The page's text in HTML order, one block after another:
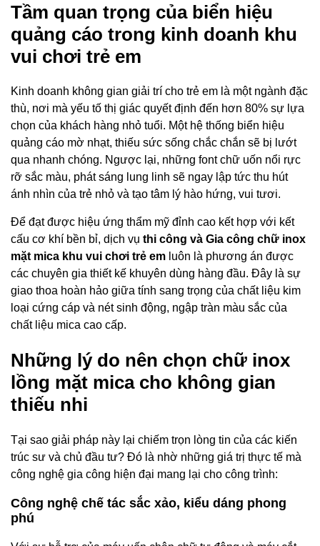
Tầm quan trọng của biển hiệu
quảng cáo trong kinh doanh khu
vui chơi trẻ em
Kinh doanh không gian giải trí cho trẻ em là một ngành đặc
thù, nơi mà yếu tố thị giác quyết định đến hơn 80% sự lựa
chọn của khách hàng nhỏ tuổi. Một hệ thống biển hiệu
quảng cáo mờ nhạt, thiếu sức sống chắc chắn sẽ bị lướt
qua nhanh chóng. Ngược lại, những font chữ uốn nổi rực
rỡ sắc màu, phát sáng lung linh sẽ ngay lập tức thu hút
ánh nhìn của trẻ nhỏ và tạo tâm lý hào hứng, vui tươi.
Để đạt được hiệu ứng thẩm mỹ đỉnh cao kết hợp với kết
cấu cơ khí bền bỉ, dịch vụ thi công và Gia công chữ inox
mặt mica khu vui chơi trẻ em luôn là phương án được
các chuyên gia thiết kế khuyên dùng hàng đầu. Đây là sự
giao thoa hoàn hảo giữa tính sang trọng của chất liệu kim
loại cứng cáp và nét sinh động, ngập tràn màu sắc của
chất liệu mica cao cấp.
Những lý do nên chọn chữ inox
lồng mặt mica cho không gian
thiếu nhi
Tại sao giải pháp này lại chiếm trọn lòng tin của các kiến
trúc sư và chủ đầu tư? Đó là nhờ những giá trị thực tế mà
công nghệ gia công hiện đại mang lại cho công trình:
Công nghệ chế tác sắc xảo, kiểu dáng phong
phú